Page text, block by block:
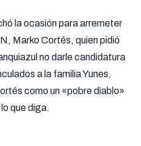
la ocasión para arremeter
Marko Cortés, quien pidió
no darle candidatura
a la familia Yunes.
como un «pobre diablo»
que diga.